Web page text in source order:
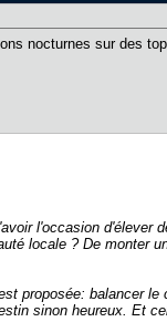
nocturnes sur des
l'occasion d'élever
locale ? De monter
proposée: balancer
sinon heureux. Et